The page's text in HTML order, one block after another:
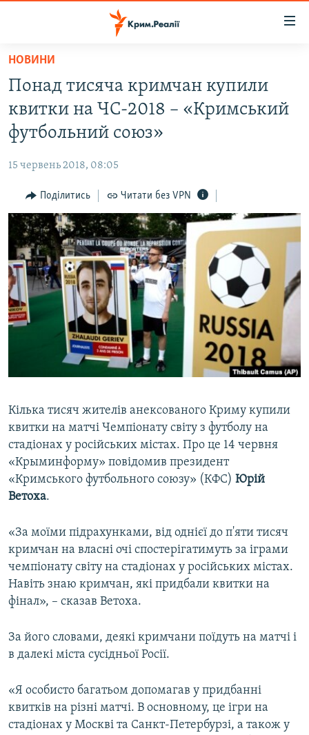
Перейти
основного
матеріалу
Перейти
до
основної
навігації
Перейти
до
пошуку
ВОДА.КРИМ
ВІДЕО ТА ФОТО
БЛОГИ
ПОГЛЯД
ІНТЕРВ'Ю
ВСЕ ЗА ДЕНЬ
СПЕЦПРОЕКТИ
ДЕПОРТАЦІЯ
ВІДЕОУРОКИ «ELIFBE»
СВІДЧЕННЯ ОКУПАЦІЇ
УКРАЇНСЬКА ПРОБЛЕМА КРИМУ
ЯК ОБІЙТИ БЛОКУВАННЯ
Qırımtatar
Усі сайти RFE/RL
НОВИНИ
Понад тисяча кримчан купили
квитки на ЧС-2018 – «Кримський
футбольний союз»
15 червень 2018, 08:05
Поділитись Читати без VPN
Кілька тисяч жителів анексованого Криму купили
квитки на матчі Чемпіонату світу з футболу на
стадіонах у російських містах. Про це 14 червня
«Крыминформу» повідомив президент
«Кримського футбольного союзу» (КФС) Юрій
Ветоха.
«За моїми підрахунками, від однієї до п'яти тисяч
кримчан на власні очі спостерігатимуть за іграми
чемпіонату світу на стадіонах у російських містах.
Навіть знаю кримчан, які придбали квитки на
фінал», – сказав Ветоха.
За його словами, деякі кримчани поїдуть на матчі і
в далекі міста сусідньої Росії.
«Я особисто багатьом допомагав у придбанні
квитків на різні матчі. В основному, це ігри на
стадіонах у Москві та Санкт-Петербурзі, а також у